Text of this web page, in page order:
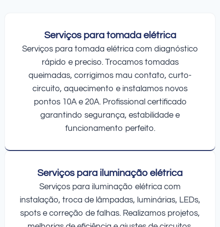
Serviços para tomada elétrica
Serviços para tomada elétrica com diagnóstico
rápido e preciso. Trocamos tomadas
queimadas, corrigimos mau contato, curto-
circuito, aquecimento e instalamos novos
pontos 10A e 20A. Profissional certificado
garantindo segurança, estabilidade e
funcionamento perfeito.
Serviços para iluminação elétrica
Serviços para iluminação elétrica com
instalação, troca de lâmpadas, luminárias, LEDs,
spots e correção de falhas. Realizamos projetos,